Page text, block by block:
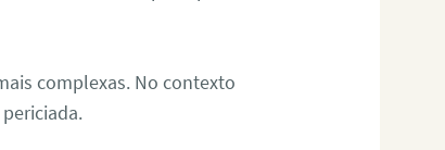
complexas. No contexto